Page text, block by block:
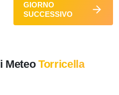
GIORNO
SUCCESSIVO
MeteoTorricella